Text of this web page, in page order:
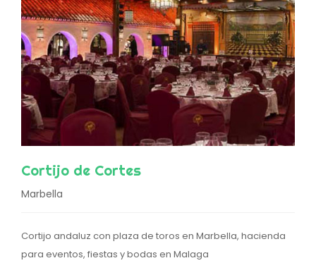
Cortijo de Cortes
Marbella
Cortijo andaluz con plaza de toros en Marbella, hacienda
para eventos, fiestas y bodas en Malaga